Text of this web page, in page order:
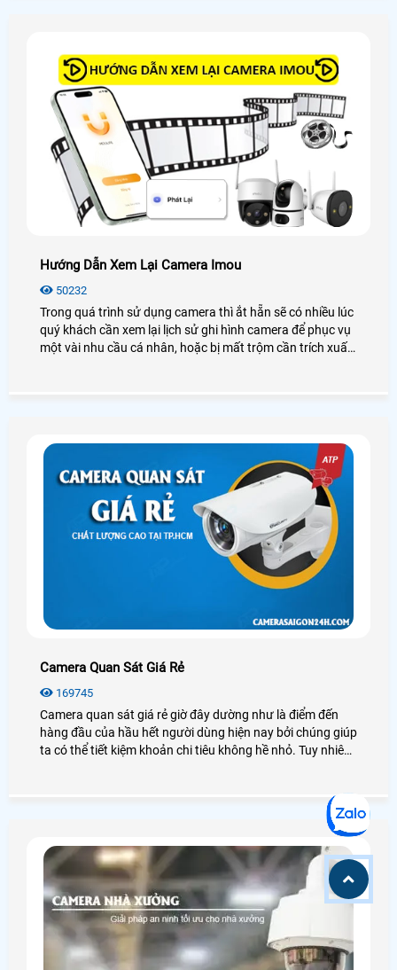
Hướng Dẫn Xem Lại Camera Imou
50232
Trong quá trình sử dụng camera thì ắt hẵn sẽ có nhiều lúc
quý khách cần xem lại lịch sử ghi hình camera để phục vụ
một vài nhu cầu cá nhân, hoặc bị mất trộm cần trích xuất
Camera Quan Sát Giá Rẻ
169745
Camera quan sát giá rẻ giờ đây dường như là điểm đến
hàng đầu của hầu hết người dùng hiện nay bởi chúng giúp
ta có thể tiết kiệm khoản chi tiêu không hề nhỏ. Tuy nhiên
vậy chúng ta nên lắp camera quan sát giá rẻ nào để đảm